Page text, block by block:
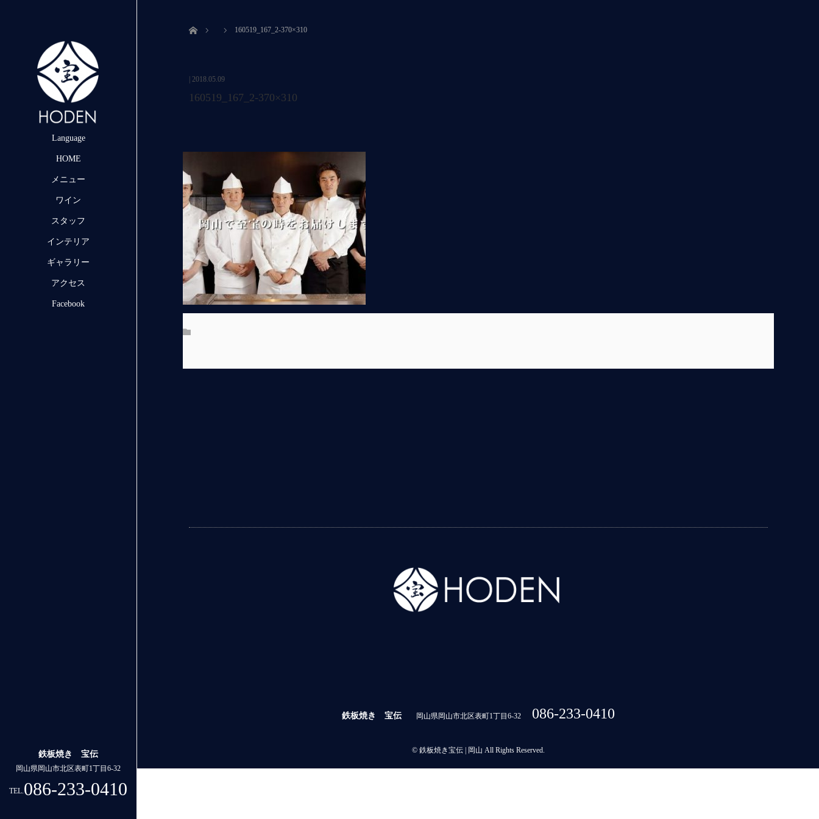
Language
HOME
メニュー
ワイン
スタッフ
インテリア
ギャラリー
アクセス
Facebook
鉄板焼き 宝伝
岡山県岡山市北区表町1丁目6-32
TEL. 086-233-0410
ホーム 160519_167_2-370×310
2018.05.09
160519_167_2-370×310
鉄板焼き 宝伝 岡山県岡山市北区表町1丁目6-32 086-233-0410
© 鉄板焼き宝伝 | 岡山 All Rights Reserved.